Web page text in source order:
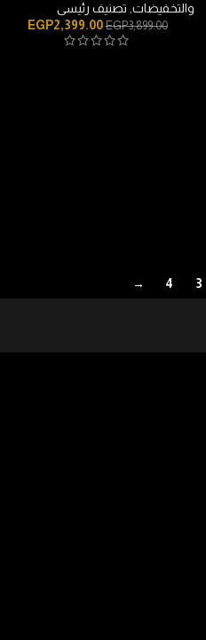
والتخفيضات تصنيف رئيسى
EGP3,899.00
EGP2,399.00
3
4
→